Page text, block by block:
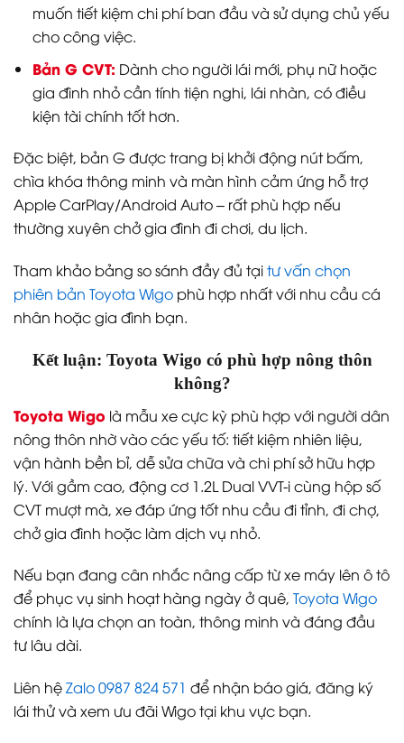
muốn tiết kiệm chi phí ban đầu và sử dụng chủ yếu
cho công việc.
Bản G CVT: Dành cho người lái mới, phụ nữ hoặc
gia đình nhỏ cần tính tiện nghi, lái nhàn, có điều
kiện tài chính tốt hơn.
Đặc biệt, bản G được trang bị khởi động nút bấm,
chìa khóa thông minh và màn hình cảm ứng hỗ trợ
Apple CarPlay/Android Auto – rất phù hợp nếu
thường xuyên chở gia đình đi chơi, du lịch.
Tham khảo bảng so sánh đầy đủ tạitư vấn chọn
phiên bản Toyota Wigo phù hợp nhất với nhu cầu cá
nhân hoặc gia đình bạn.
Kết luận: Toyota Wigo có phù hợp nông thôn
không?
Toyota Wigo là mẫu xe cực kỳ phù hợp với người dân
nông thôn nhờ vào các yếu tố: tiết kiệm nhiên liệu,
vận hành bền bỉ, dễ sửa chữa và chi phí sở hữu hợp
lý. Với gầm cao, động cơ 1.2L Dual VVT-i cùng hộp số
CVT mượt mà, xe đáp ứng tốt nhu cầu đi tỉnh, đi chợ,
chở gia đình hoặc làm dịch vụ nhỏ.
Nếu bạn đang cân nhắc nâng cấp từ xe máy lên ô tô
để phục vụ sinh hoạt hàng ngày ở quê, Toyota Wigo
chính là lựa chọn an toàn, thông minh và đáng đầu
tư lâu dài.
Liên hệZalo 0987 824 571 để nhận báo giá, đăng ký
lái thử và xem ưu đãi Wigo tại khu vực bạn.